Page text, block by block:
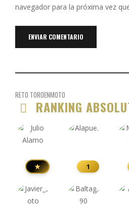
navegador para la próxima vez
RETO TOROENMOTO
RANKING
★ 1